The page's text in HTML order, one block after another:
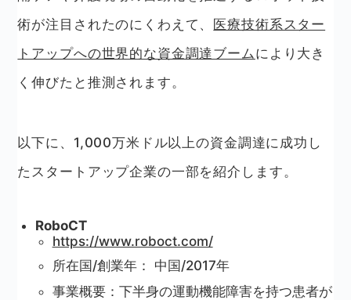
術が注目されたのにくわえて、 医療技術系スター
トアップへの世界的な資金調達ブーム により大き
く伸びたと推測されます。
以下に、1,000万米ドル以上の資金調達に成功し
たスタートアップ企業の一部を紹介します。
RoboCT
https://www.roboct.com/
所在国/創業年： 中国/2017年
事業概要：下半身の運動機能障害を持つ患者が